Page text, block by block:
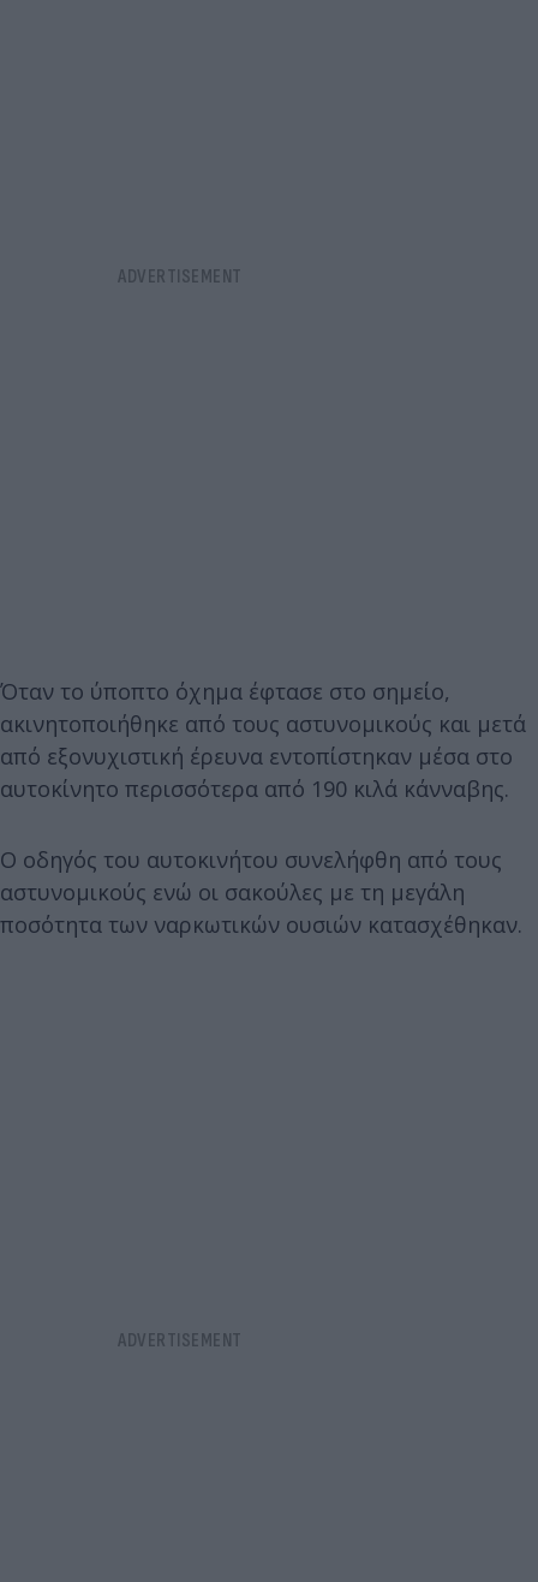
Όταν το ύποπτο όχημα έφτασε στο σημείο,
ακινητοποιήθηκε από τους αστυνομικούς και μετά
από εξονυχιστική έρευνα εντοπίστηκαν μέσα στο
αυτοκίνητο περισσότερα από 190 κιλά κάνναβης.
Ο οδηγός του αυτοκινήτου συνελήφθη από τους
αστυνομικούς ενώ οι σακούλες με τη μεγάλη
ποσότητα των ναρκωτικών ουσιών κατασχέθηκαν.